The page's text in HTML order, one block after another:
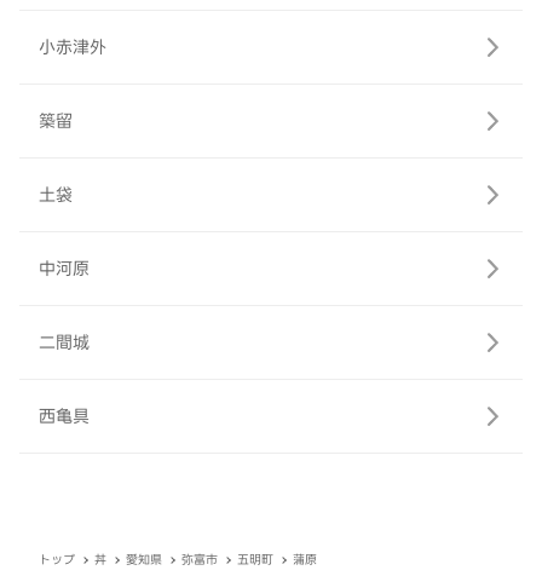
小赤津外
築留
土袋
中河原
二間城
西亀具
トップ 丼 愛知県 弥富市 五明町 蒲原